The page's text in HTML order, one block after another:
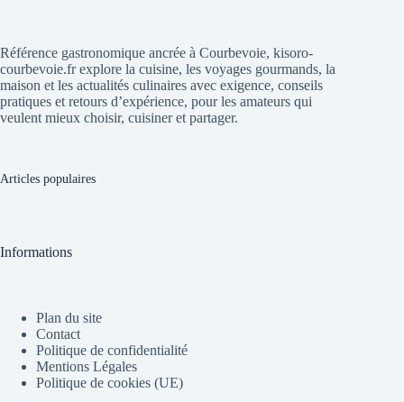
Référence gastronomique ancrée à Courbevoie, kisoro-
courbevoie.fr explore la cuisine, les voyages gourmands, la
maison et les actualités culinaires avec exigence, conseils
pratiques et retours d’expérience, pour les amateurs qui
veulent mieux choisir, cuisiner et partager.
Articles populaires
Informations
Plan du site
Contact
Politique de confidentialité
Mentions Légales
Politique de cookies (UE)